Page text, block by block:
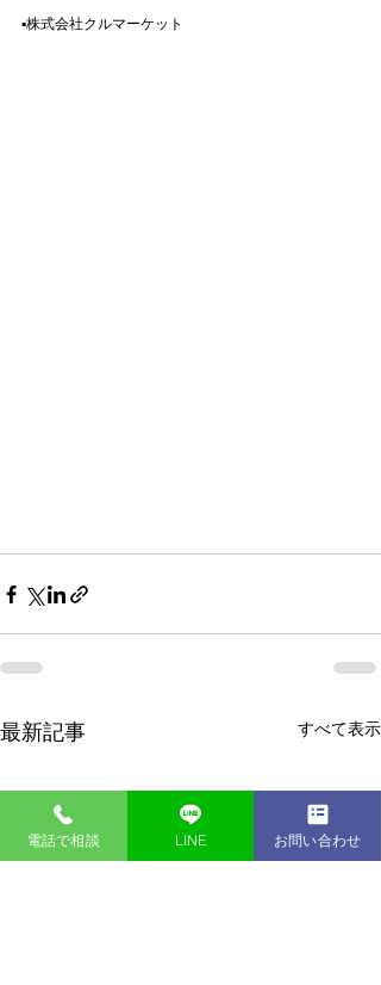
▪️株式会社クルマーケット
最新記事 すべて表示
電話で相談 LINE お問い合わせ